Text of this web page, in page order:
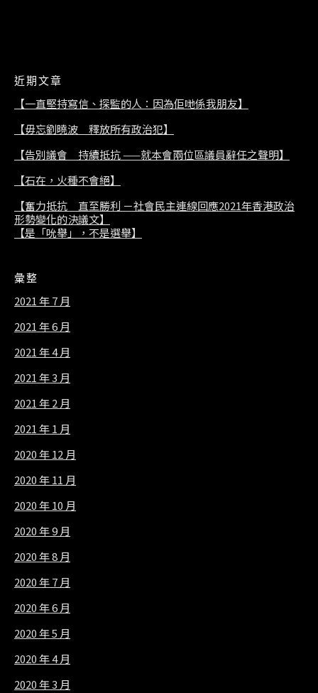
近期文章
【一直堅持寫信、探監的人：因為佢哋係我朋友】
【毋忘劉曉波 釋放所有政治犯】
【告別議會 持續抵抗 ——就本會兩位區議員辭任之聲明】
【石在，火種不會絕】
【奮力抵抗 直至勝利 －社會民主連線回應2021年香港政治
形勢變化的決議文】
【是「吮舉」，不是選舉】
彙整
2021 年 7 月
2021 年 6 月
2021 年 4 月
2021 年 3 月
2021 年 2 月
2021 年 1 月
2020 年 12 月
2020 年 11 月
2020 年 10 月
2020 年 9 月
2020 年 8 月
2020 年 7 月
2020 年 6 月
2020 年 5 月
2020 年 4 月
2020 年 3 月